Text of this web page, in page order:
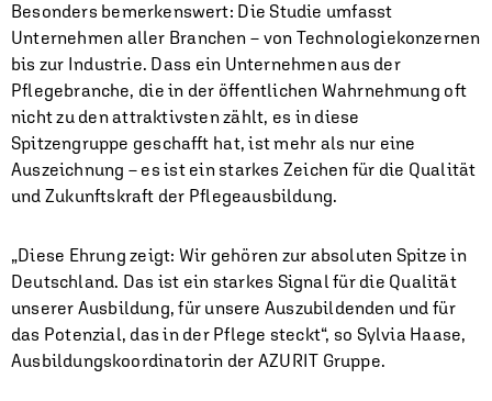
Besonders bemerkenswert: Die Studie umfasst
Unternehmen aller Branchen – von Technologiekonzernen
bis zur Industrie. Dass ein Unternehmen aus der
Pflegebranche, die in der öffentlichen Wahrnehmung oft
nicht zu den attraktivsten zählt, es in diese
Spitzengruppe geschafft hat, ist mehr als nur eine
Auszeichnung – es ist ein starkes Zeichen für die Qualität
und Zukunftskraft der Pflegeausbildung.
„Diese Ehrung zeigt: Wir gehören zur absoluten Spitze in
Deutschland. Das ist ein starkes Signal für die Qualität
unserer Ausbildung, für unsere Auszubildenden und für
das Potenzial, das in der Pflege steckt“, so Sylvia Haase,
Ausbildungskoordinatorin der AZURIT Gruppe.